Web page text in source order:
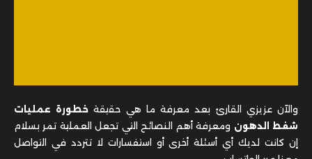
والآن عزيزي القارئ بعد معرفة ما هي حقيقة خطورة عمليات
شفط الدهون ومعرفة أهم النصائح التي تجعل العملية تمر بسلام
إن كانت لديك أي أسئلة أخرى أو استفسارات لا تتردد في التواصل